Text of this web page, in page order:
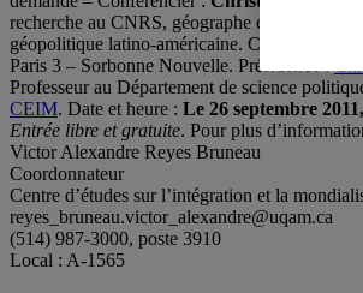
recherche au CNRS, géographe et spécialiste
géopolitique latino-américaine. CREDAL –
Paris 3 – Sorbonne Nouvelle. Présidence :
Professeur au Département de science
CEIM. Date et heure : Le 26 septembre
Entrée libre et gratuite. Pour plus
Victor Alexandre Reyes Bruneau
Coordonnateur
Centre d’études sur l’intégration et la
reyes_bruneau.victor_alexandre@uqam.ca
(514) 987-3000, poste 3910
Local : A-1565